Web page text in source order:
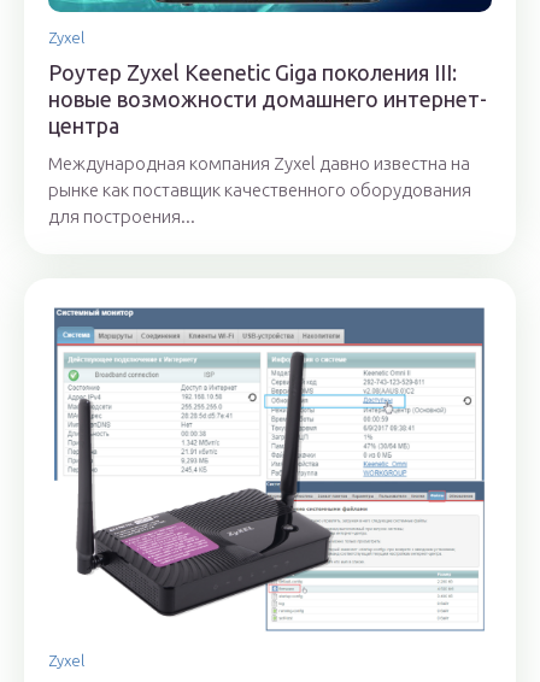
Zyxel
Роутер Zyxel Keenetic Giga поколения III:
новые возможности домашнего интернет-
центра
Международная компания Zyxel давно известна на
рынке как поставщик качественного оборудования
для построения...
Zyxel